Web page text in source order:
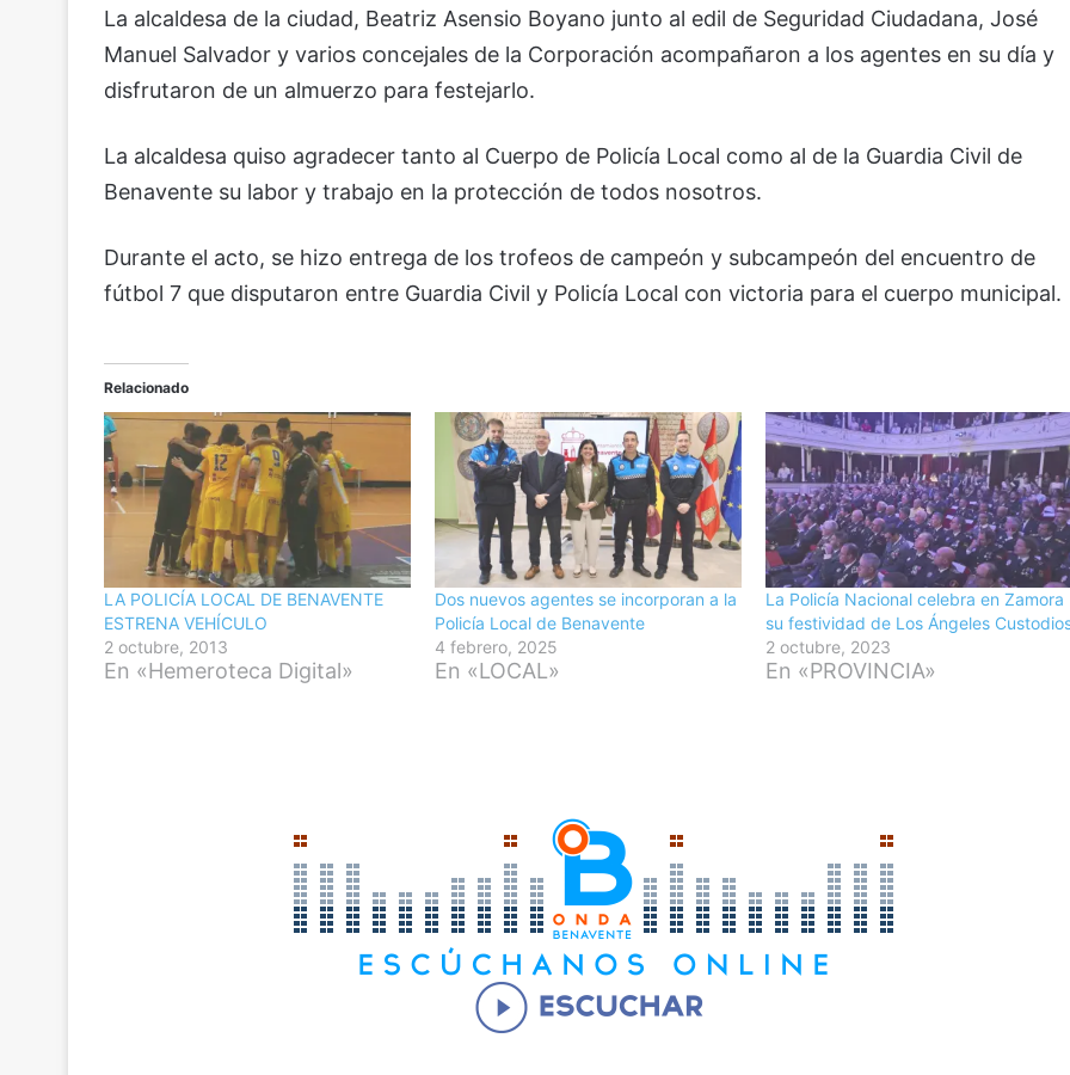
La alcaldesa de la ciudad, Beatriz Asensio Boyano junto al edil de Seguridad Ciudadana, José
Manuel Salvador y varios concejales de la Corporación acompañaron a los agentes en su día y
disfrutaron de un almuerzo para festejarlo.
La alcaldesa quiso agradecer tanto al Cuerpo de Policía Local como al de la Guardia Civil de
Benavente su labor y trabajo en la protección de todos nosotros.
Durante el acto, se hizo entrega de los trofeos de campeón y subcampeón del encuentro de
fútbol 7 que disputaron entre Guardia Civil y Policía Local con victoria para el cuerpo municipal.
Relacionado
LA POLICÍA LOCAL DE BENAVENTE
ESTRENA VEHÍCULO
2 octubre, 2013
En «Hemeroteca Digital»
Dos nuevos agentes se incorporan a la
Policía Local de Benavente
4 febrero, 2025
En «LOCAL»
La Policía Nacional celebra en Zamora
su festividad de Los Ángeles
2 octubre, 2023
En «PROVINCIA»